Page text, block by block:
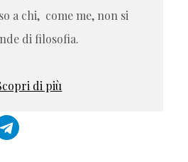
a chi, come me, non si
di filosofia.
di più